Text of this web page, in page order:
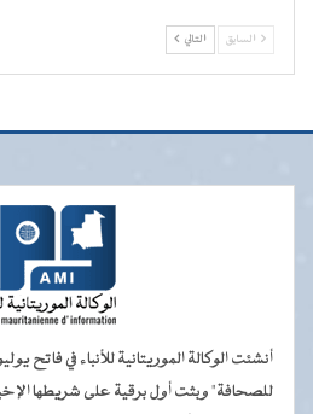
السابق التالي
للصحافة" وبثت أول برقية على شريطها